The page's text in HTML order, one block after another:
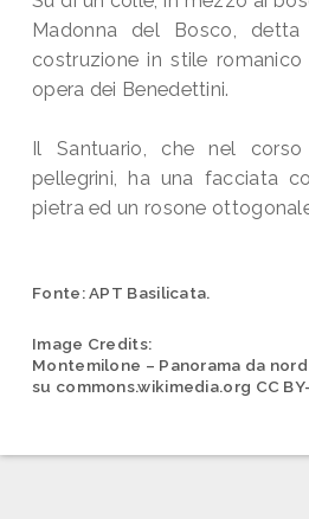
Madonna del Bosco,
costruzione in stile
opera dei Benedettini.
Il Santuario, che nel
pellegrini, ha una facciata
pietra ed un rosone
Fonte: APT Basilicata.
Image Credits:
Montemilone – Panorama da
su commons.wikimedia.org CC